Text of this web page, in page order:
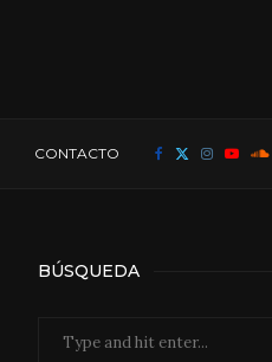
CONTACTO
BÚSQUEDA